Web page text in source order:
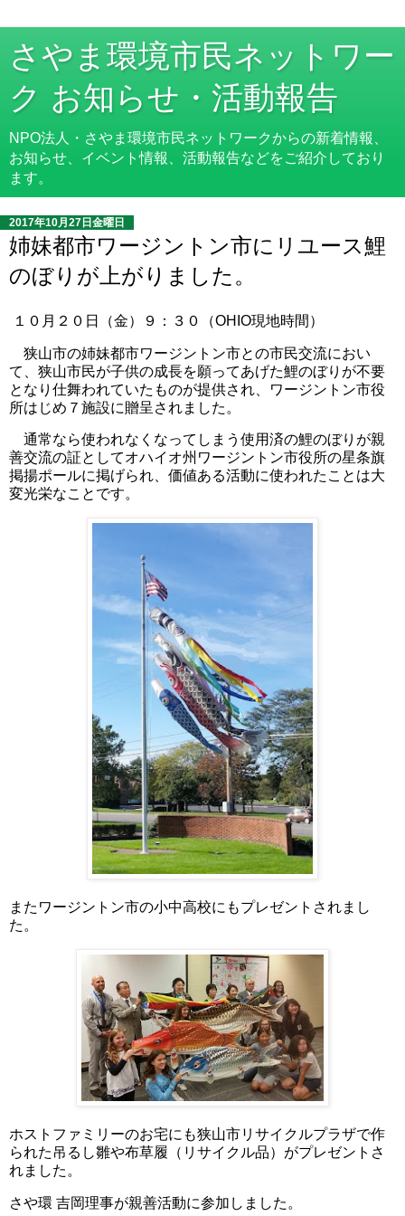
さやま環境市民ネットワー
ク お知らせ・活動報告
NPO法人・さやま環境市民ネットワークからの新着情報、
お知らせ、イベント情報、活動報告などをご紹介しており
ます。
2017年10月27日金曜日
姉妹都市ワージントン市にリユース鯉
のぼりが上がりました。
１０月２０日（金）９：３０（OHIO現地時間）
狭山市の姉妹都市ワージントン市との市民交流におい
て、狭山市民が子供の成長を願ってあげた鯉のぼりが不要
となり仕舞われていたものが提供され、ワージントン市役
所はじめ７施設に贈呈されました。
通常なら使われなくなってしまう使用済の鯉のぼりが親
善交流の証としてオハイオ州ワージントン市役所の星条旗
掲揚ポールに掲げられ、価値ある活動に使われたことは大
変光栄なことです。
またワージントン市の小中高校にもプレゼントされまし
た。
ホストファミリーのお宅にも狭山市リサイクルプラザで作
られた吊るし雛や布草履（リサイクル品）がプレゼントさ
れました。
さや環 吉岡理事が親善活動に参加しました。